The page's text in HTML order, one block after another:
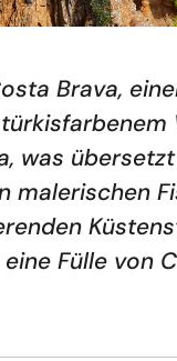
Brava,
was
malerischen
Fülle von